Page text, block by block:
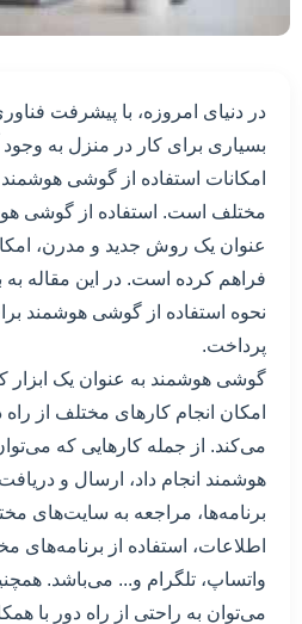
در دنیای امروزه، با پیشرفت
بسیاری برای کار در منزل به
امکانات استفاده از گوشی
مختلف است. استفاده از گوشی
عنوان یک روش جدید و مدرن،
فراهم کرده است. در این مقاله
نحوه استفاده از گوشی هوشمند
پرداخت.
گوشی هوشمند به عنوان یک ابزار
امکان انجام کارهای مختلف از راه
می‌کند. از جمله کارهایی که
هوشمند انجام داد، ارسال و
برنامه‌ها، مراجعه به سایت‌های
اطلاعات، استفاده از برنامه‌های
واتساپ، تلگرام و... می‌باشد.
می‌توان به راحتی از راه دور با